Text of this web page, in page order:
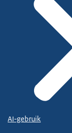
AI-gebruik